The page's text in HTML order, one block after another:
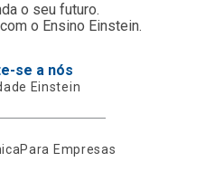
o seu futuro.
o Ensino Einstein.
se a nós
Einstein
Para Empresas